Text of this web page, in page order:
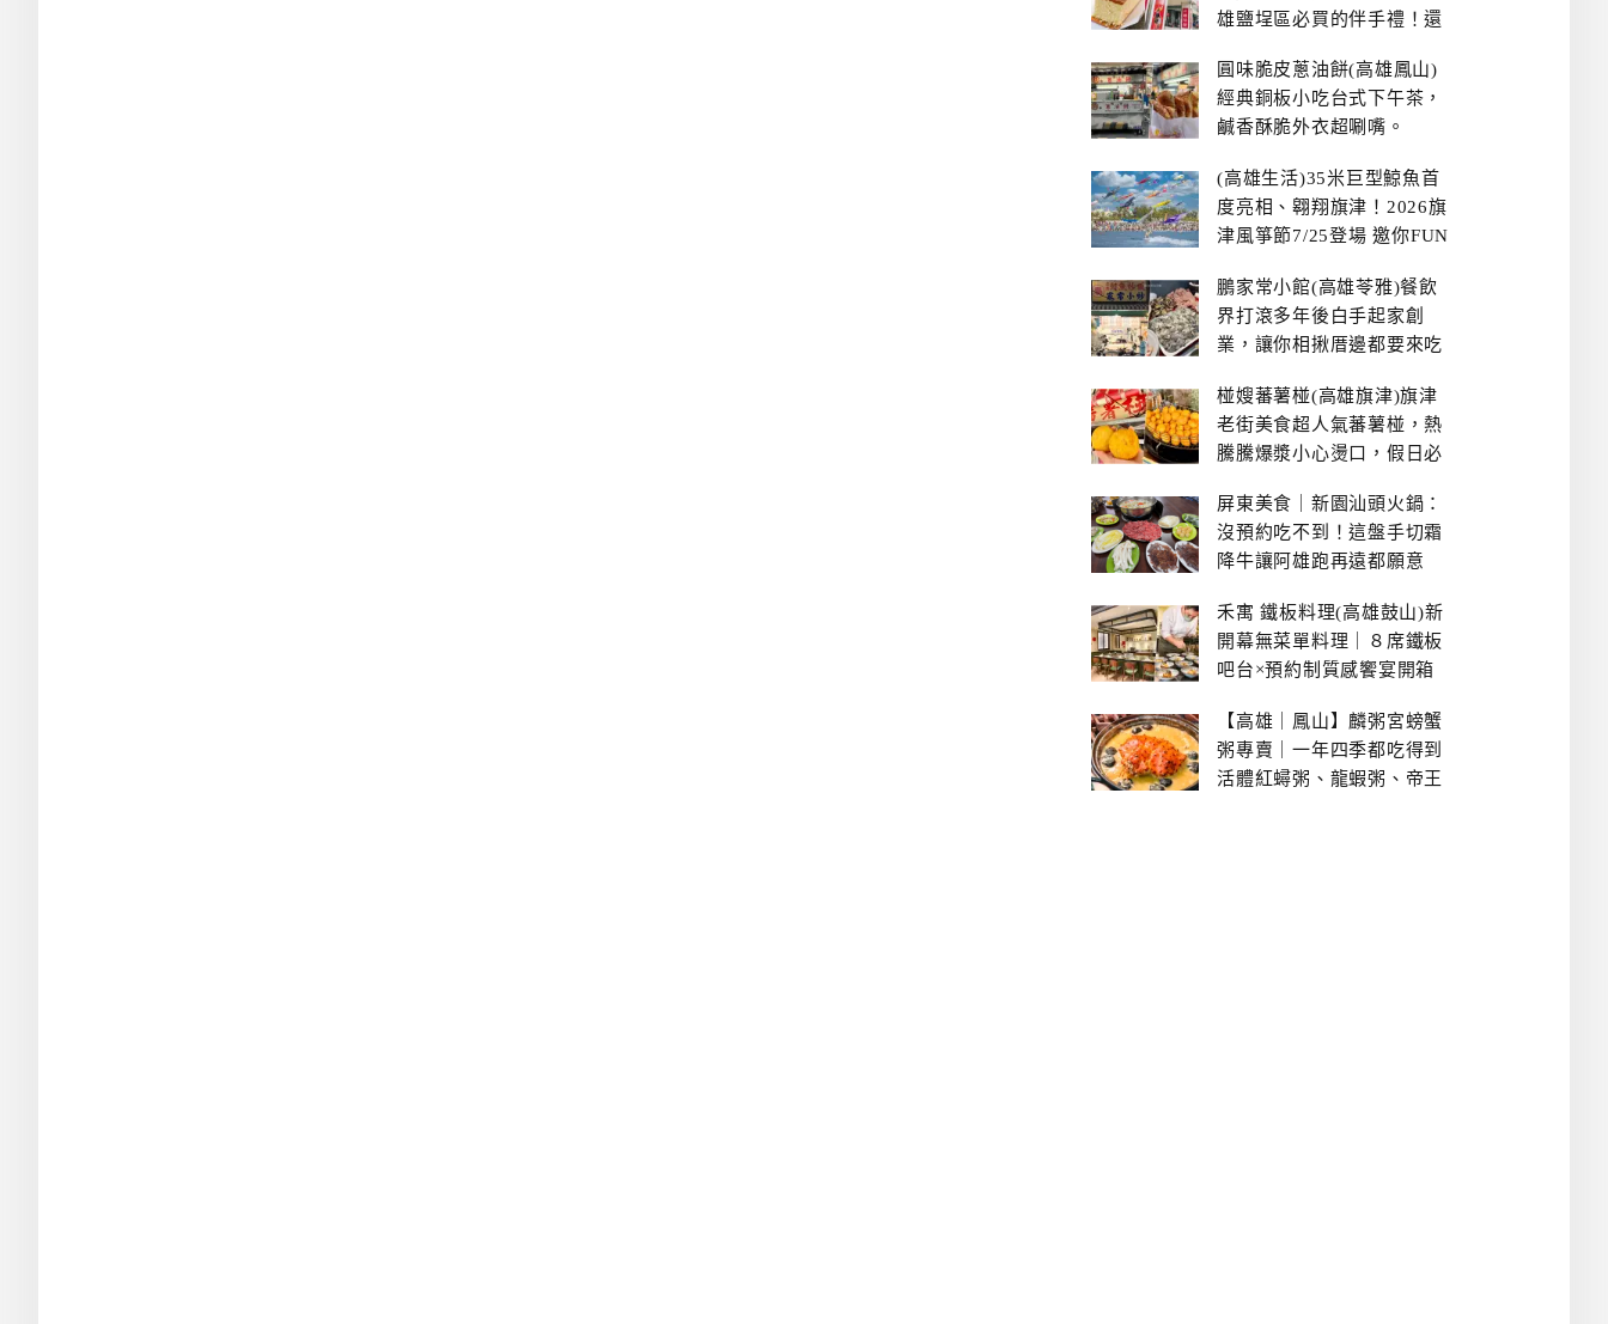
雄鹽埕區必買的伴手禮！還
圓味脆皮蔥油餅(高雄鳳山)
經典銅板小吃台式下午茶，
鹹香酥脆外衣超唰嘴。
(高雄生活)35米巨型鯨魚首
度亮相、翱翔旗津！2026旗
津風箏節7/25登場 邀你FUN
鵬家常小館(高雄苓雅)餐飲
界打滾多年後白手起家創
業，讓你相揪厝邊都要來吃
椪嫂蕃薯椪(高雄旗津)旗津
老街美食超人氣蕃薯椪，熱
騰騰爆漿小心燙口，假日必
屏東美食｜新園汕頭火鍋：
沒預約吃不到！這盤手切霜
降牛讓阿雄跑再遠都願意
禾寓 鐵板料理(高雄鼓山)新
開幕無菜單料理｜８席鐵板
吧台×預約制質感饗宴開箱
【高雄｜鳳山】麟粥宮螃蟹
粥專賣｜一年四季都吃得到
活體紅蟳粥、龍蝦粥、帝王